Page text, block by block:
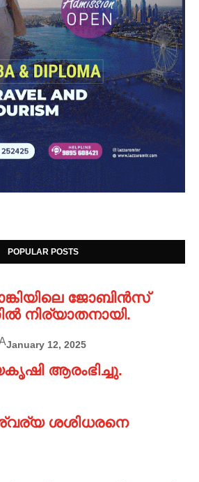
POPULAR POSTS
ജോബിൻസ്
നിര്യാതനായി.
January 12, 2025
ആരംഭിച്ചു.
ശശിധരനെ